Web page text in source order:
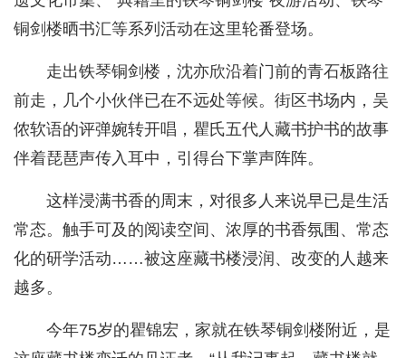
铜剑楼晒书汇等系列活动在这里轮番登场。
走出铁琴铜剑楼，沈亦欣沿着门前的青石板路往
前走，几个小伙伴已在不远处等候。街区书场内，吴
侬软语的评弹婉转开唱，瞿氏五代人藏书护书的故事
伴着琵琶声传入耳中，引得台下掌声阵阵。
这样浸满书香的周末，对很多人来说早已是生活
常态。触手可及的阅读空间、浓厚的书香氛围、常态
化的研学活动……被这座藏书楼浸润、改变的人越来
越多。
今年75岁的瞿锦宏，家就在铁琴铜剑楼附近，是